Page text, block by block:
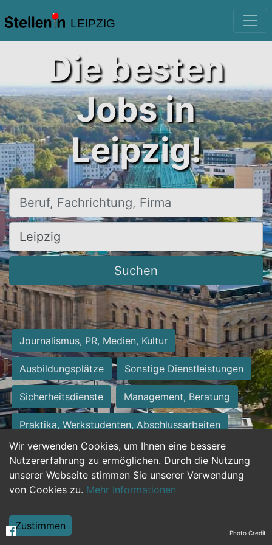
LEIPZIG
Wir verwenden Cookies, um Ihnen eine bessere
Nutzererfahrung zu ermöglichen. Durch die Nutzung
unserer Webseite stimmen Sie unserer Verwendung
von Cookies zu. Mehr Informationen
Zustimmen
Die besten
Jobs in
Leipzig!
Beruf, Fachrichtung, Firma
Ort, Stadt
Suchen
Journalismus, PR, Medien, Kultur
Ausbildungsplätze Sonstige Dienstleistungen
Sicherheitsdienste Management, Beratung
Praktika, Werkstudenten, Abschlussarbeiten
Personalwesen Assistenz, Sekretariat
Hilfskräfte, Aushilfs- und Nebenjobs
Weiterbildung, Studium, duale Ausbildung Photo Credit